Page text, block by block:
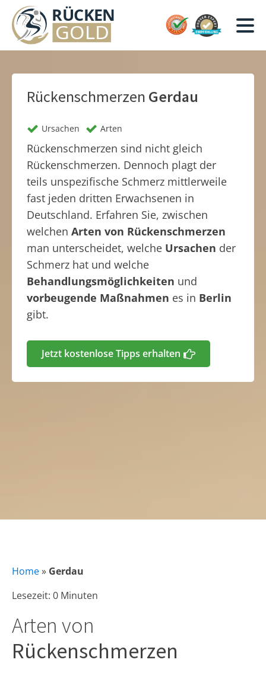
Rückenschmerzen Gerdau
Ursachen Arten
Rückenschmerzen sind nicht gleich
Rückenschmerzen. Dennoch plagt der
teils unspezifische Schmerz mittlerweile
fast jeden dritten Erwachsenen in
Deutschland. Erfahren Sie, zwischen
welchen Arten von Rückenschmerzen
man unterscheidet, welche Ursachen der
Schmerz hat und welche
Behandlungsmöglichkeiten und
vorbeugende Maßnahmen es in Berlin
gibt.
Jetzt kostenlose Tipps erhalten
Home» Gerdau
Lesezeit: 0 Minuten
Arten von
Rückenschmerzen